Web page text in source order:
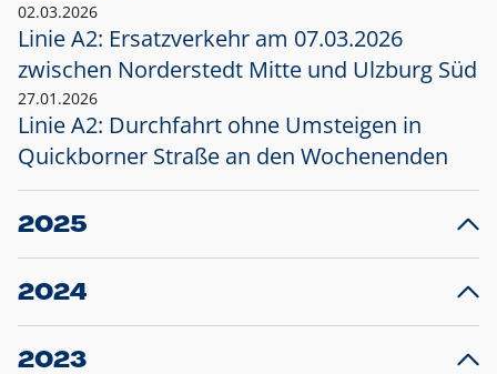
02.03.2026
Linie A2: Ersatzverkehr am 07.03.2026
zwischen Norderstedt Mitte und Ulzburg Süd
27.01.2026
Linie A2: Durchfahrt ohne Umsteigen in
Quickborner Straße an den Wochenenden
2025
23.12.2025
Projekt S5: Start der Bauarbeiten am
2024
10.12.2024
Großprojekt S5: Sperrung der Bahnstraße in
2023